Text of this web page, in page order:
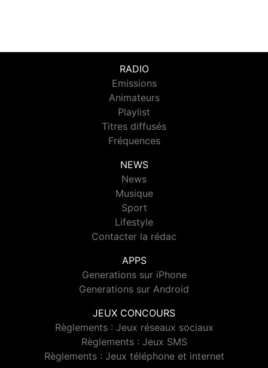
RADIO
Emissions
Animateurs
Playlist
Titres diffusés
Fréquences
NEWS
News
Musique
Sport
Lifestyle
Contacter la rédac
APPS
Generations sur iPhone
Generations sur Android
JEUX CONCOURS
Règlements : Jeux réseaux sociaux
Règlements : Jeux SMS
Règlements : Jeux téléphone et internet